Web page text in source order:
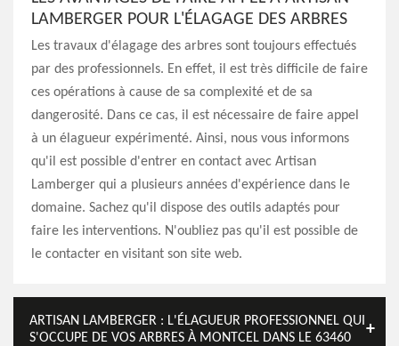
LAMBERGER POUR L'ÉLAGAGE DES ARBRES
Les travaux d'élagage des arbres sont toujours effectués
par des professionnels. En effet, il est très difficile de faire
ces opérations à cause de sa complexité et de sa
dangerosité. Dans ce cas, il est nécessaire de faire appel
à un élagueur expérimenté. Ainsi, nous vous informons
qu'il est possible d'entrer en contact avec Artisan
Lamberger qui a plusieurs années d'expérience dans le
domaine. Sachez qu'il dispose des outils adaptés pour
faire les interventions. N'oubliez pas qu'il est possible de
le contacter en visitant son site web.
ARTISAN LAMBERGER : L'ÉLAGUEUR PROFESSIONNEL QUI
S'OCCUPE DE VOS ARBRES À MONTCEL DANS LE 63460